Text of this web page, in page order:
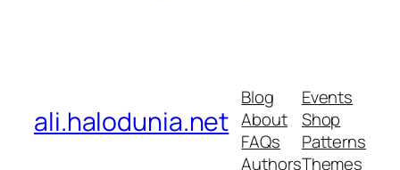
ali.halodunia.net
Blog
About
FAQs
Authors
Events
Shop
Patterns
Themes